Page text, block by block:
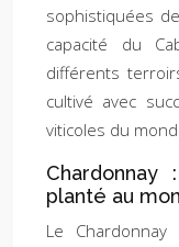
sophistiquées
capacité du
différents
cultivé avec
viticoles du
planté au
Le